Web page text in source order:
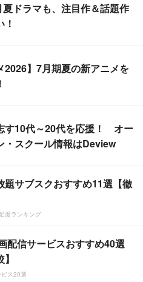
ドラマも、注目作＆話題作
2026】7月期夏の新アニメを
す10代～20代を応援！ オー
・スクール情報はDeview
題サブスクおすすめ11選【徹
度ランキング
配信サービスおすすめ40選
ス20選